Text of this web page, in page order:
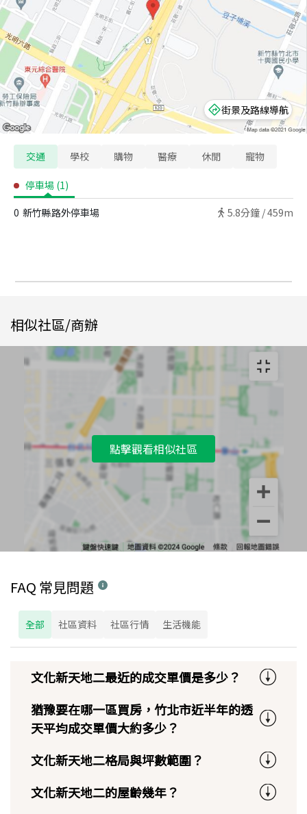
街景及路線導航
交通 學校 購物 醫療 休閒 寵物
停車場 (1)
0 新竹縣路外停車場 5.8分鐘 /459m
相似社區/商辦
點擊觀看相似社區
FAQ 常見問題
全部 社區資料 社區行情 生活機能
文化新天地二最近的成交單價是多少？
猶豫要在哪一區買房，竹北市近半年的透
天平均成交單價大約多少？
文化新天地二格局與坪數範圍？
文化新天地二的屋齡幾年？